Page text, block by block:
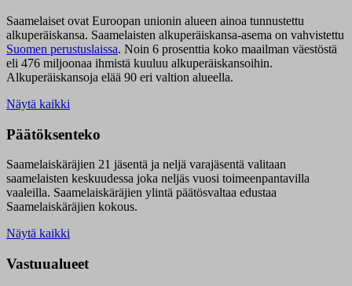
Saamelaiset ovat Euroopan unionin alueen ainoa tunnustettu
alkuperäiskansa. Saamelaisten alkuperäiskansa-asema on vahvistettu
Suomen perustuslaissa. Noin 6 prosenttia koko maailman väestöstä
eli 476 miljoonaa ihmistä kuuluu alkuperäiskansoihin.
Alkuperäiskansoja elää 90 eri valtion alueella.
Näytä kaikki
Päätöksenteko
Saamelaiskäräjien 21 jäsentä ja neljä varajäsentä valitaan
saamelaisten keskuudessa joka neljäs vuosi toimeenpantavilla
vaaleilla. Saamelaiskäräjien ylintä päätösvaltaa edustaa
Saamelaiskäräjien kokous.
Näytä kaikki
Vastuualueet